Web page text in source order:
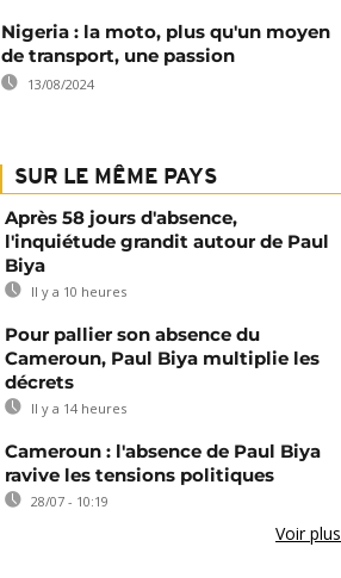
Nigeria : la moto, plus qu'un moyen
de transport, une passion
13/08/2024
SUR LE MÊME PAYS
Après 58 jours d'absence,
l'inquiétude grandit autour de Paul
Biya
Il y a 10 heures
Pour pallier son absence du
Cameroun, Paul Biya multiplie les
décrets
Il y a 14 heures
Cameroun : l'absence de Paul Biya
ravive les tensions politiques
28/07 - 10:19
Voir plus